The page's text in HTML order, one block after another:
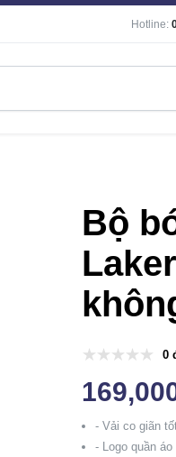
Hotline:
Bộ
0
- Vải co giãn
- Logo quần